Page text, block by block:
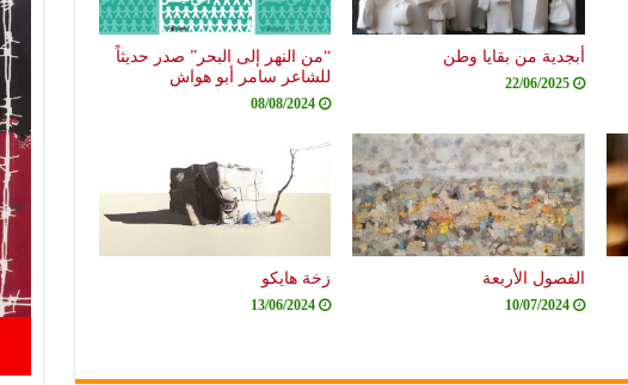
أبجدية من بقايا وطن
22/06/2025
“من النهر إلى البحر” صدر حديثاً
للشاعر سامر أبو هواش
08/08/2024
الفصول الأربعة
10/07/2024
زخة هايكو
13/06/2024